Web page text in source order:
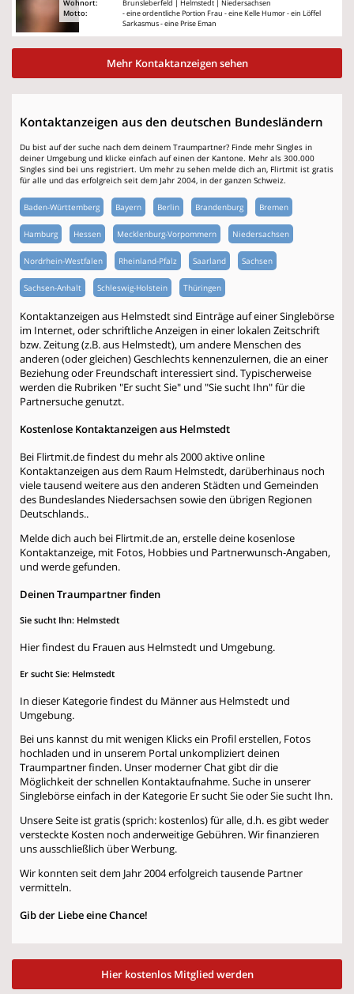
Wohnort:
Motto:
Brunsleberfeld | Helmstedt | Niedersachsen
- eine ordentliche Portion Frau - eine Kelle Humor - ein Löffel
Sarkasmus - eine Prise Eman
Mehr Kontaktanzeigen sehen
Kontaktanzeigen aus den deutschen Bundesländern
Du bist auf der suche nach dem deinem Traumpartner? Finde mehr Singles in
deiner Umgebung und klicke einfach auf einen der Kantone. Mehr als 300.000
Singles sind bei uns registriert. Um mehr zu sehen melde dich an, Flirtmit ist gratis
für alle und das erfolgreich seit dem Jahr 2004, in der ganzen Schweiz.
Baden-Württemberg Bayern Berlin Brandenburg Bremen
Hamburg Hessen Mecklenburg-Vorpommern Niedersachsen
Nordrhein-Westfalen Rheinland-Pfalz Saarland Sachsen
Sachsen-Anhalt Schleswig-Holstein Thüringen
Kontaktanzeigen aus Helmstedt sind Einträge auf einer Singlebörse
im Internet, oder schriftliche Anzeigen in einer lokalen Zeitschrift
bzw. Zeitung (z.B. aus Helmstedt), um andere Menschen des
anderen (oder gleichen) Geschlechts kennenzulernen, die an einer
Beziehung oder Freundschaft interessiert sind. Typischerweise
werden die Rubriken "Er sucht Sie" und "Sie sucht Ihn" für die
Partnersuche genutzt.
Kostenlose Kontaktanzeigen aus Helmstedt
Bei Flirtmit.de findest du mehr als 2000 aktive online
Kontaktanzeigen aus dem Raum Helmstedt, darüberhinaus noch
viele tausend weitere aus den anderen Städten und Gemeinden
des Bundeslandes Niedersachsen sowie den übrigen Regionen
Deutschlands..
Melde dich auch bei Flirtmit.de an, erstelle deine kosenlose
Kontaktanzeige, mit Fotos, Hobbies und Partnerwunsch-Angaben,
und werde gefunden.
Deinen Traumpartner finden
Sie sucht Ihn: Helmstedt
Hier findest du Frauen aus Helmstedt und Umgebung.
Er sucht Sie: Helmstedt
In dieser Kategorie findest du Männer aus Helmstedt und
Umgebung.
Bei uns kannst du mit wenigen Klicks ein Profil erstellen, Fotos
hochladen und in unserem Portal unkompliziert deinen
Traumpartner finden. Unser moderner Chat gibt dir die
Möglichkeit der schnellen Kontaktaufnahme. Suche in unserer
Singlebörse einfach in der Kategorie Er sucht SieoderSie sucht Ihn.
Unsere Seite ist gratis (sprich: kostenlos) für alle, d.h. es gibt weder
versteckte Kosten noch anderweitige Gebühren. Wir finanzieren
uns ausschließlich über Werbung.
Wir konnten seit dem Jahr 2004 erfolgreich tausende Partner
vermitteln.
Gib der Liebe eine Chance!
Hier kostenlos Mitglied werden